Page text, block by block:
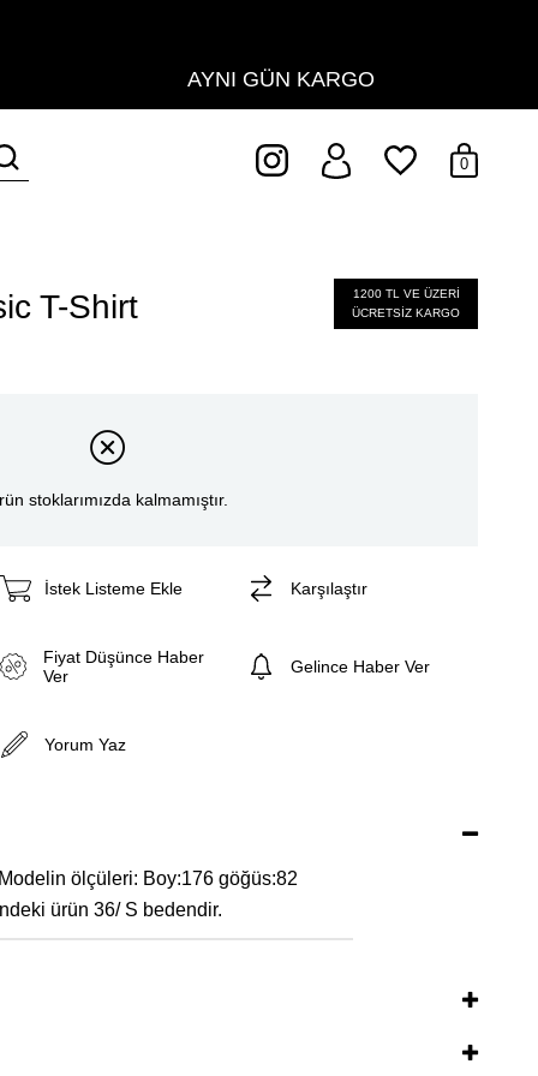
AYNI GÜN KARGO
0
T-Shirt
1200 TL VE ÜZERİ
ÜCRETSİZ KARGO
stoklarımızda kalmamıştır.
İstek Listeme Ekle Karşılaştır
Fiyat Düşünce Haber
Ver
Gelince Haber Ver
Yorum Yaz
ölçüleri: Boy:176 göğüs:82
ürün 36/ S bedendir.